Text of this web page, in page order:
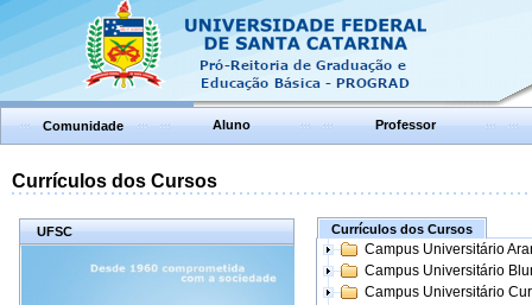
Comunidade Aluno Professor
Currículos dos Cursos
UFSC Currículos dos Cursos
Campus Universitário
Campus Universitário
Campus Universitário